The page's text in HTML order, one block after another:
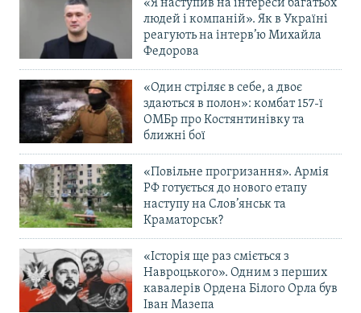
«Я наступив на інтереси багатьох
людей і компаній». Як в Україні
реагують на інтерв’ю Михайла
Федорова
«Один стріляє в себе, а двоє
здаються в полон»: комбат 157-ї
ОМБр про Костянтинівку та
ближні бої
«Повільне прогризання». Армія
РФ готується до нового етапу
наступу на Слов’янськ та
Краматорськ?
«Історія ще раз сміється з
Навроцького». Одним з перших
кавалерів Ордена Білого Орла був
Іван Мазепа